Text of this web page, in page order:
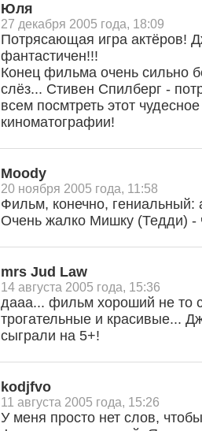
Юля
27 декабря 2005 года, 18:09
Потрясающая игра актёров!
фантастичен!!!
Конец фильма очень сильно
слёз... Стивен Спилберг -
всем посмтреть этот
киноматографии!
Moody
20 ноября 2005 года, 11:58
Фильм, конечно,
Очень жалко Мишку (Тедди) -
mrs Jud Law
14 августа 2005 года, 15:36
дааа... фильм хороший не то
трогательные и красивые...
сыграли на 5+!
kodjfvo
11 августа 2005 года, 15:26
У меня просто нет слов,